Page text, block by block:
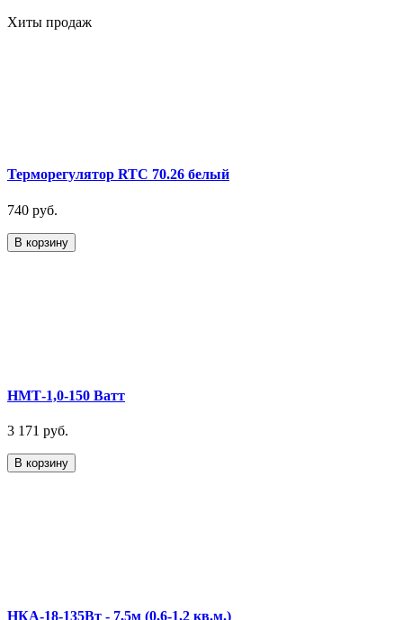
Хиты продаж
Терморегулятор RTC 70.26 белый
740 руб.
В корзину
НМТ-1,0-150 Ватт
3 171 руб.
В корзину
НКА-18-135Вт - 7,5м (0,6-1,2 кв.м.)